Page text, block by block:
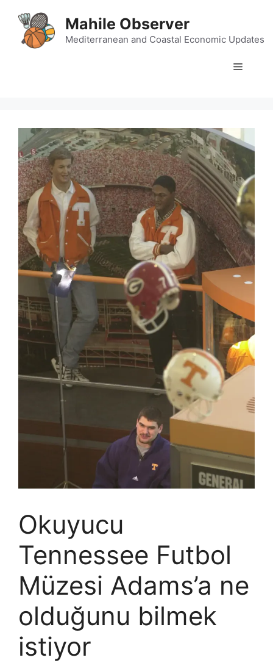
content
Mahile Observer
Mediterranean and Coastal Economic Updates
Menu
Okuyucu
Tennessee Futbol
Müzesi Adams’a ne
olduğunu bilmek
istiyor